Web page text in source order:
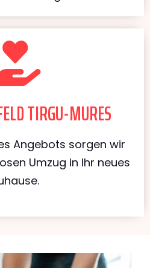
TIRGU-MURES
Angebots sorgen wir
Umzug in Ihr neues